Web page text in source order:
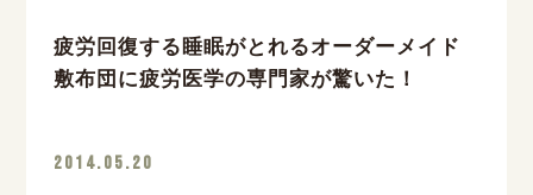
疲労回復する睡眠がとれるオーダーメイド
敷布団に疲労医学の専門家が驚いた！
2014.05.20